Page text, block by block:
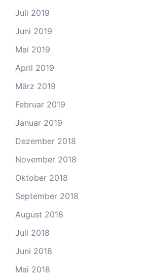
Juli 2019
Juni 2019
Mai 2019
April 2019
März 2019
Februar 2019
Januar 2019
Dezember 2018
November 2018
Oktober 2018
September 2018
August 2018
Juli 2018
Juni 2018
Mai 2018